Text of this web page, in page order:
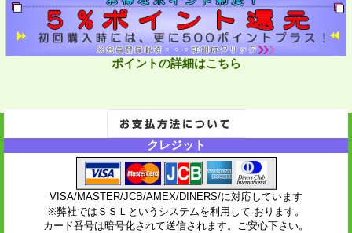
ポイントの詳細はこちら
クレジット
VISA/MASTER/JCB/AMEX/DINERS/に対応しています
※弊社ではＳＳＬというシステムを利用して おります。
カード番号は暗号化されて送信されます。ご安心下さい。